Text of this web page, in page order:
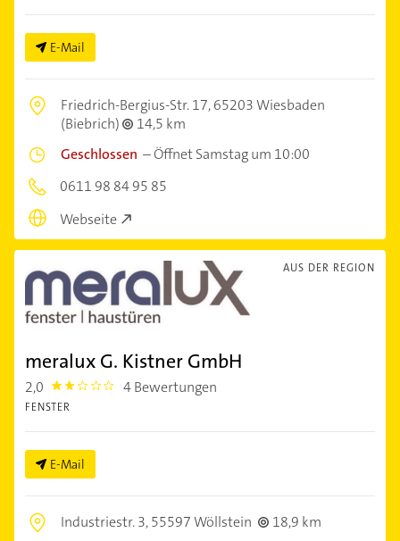
E-Mail
Friedrich-Bergius-Str. 17,65203 Wiesbaden
(Biebrich)
14,5 km
Geschlossen –Öffnet Samstag um 10:00
0611 98 84 95 85
Webseite
AUS DER REGION
meralux G. Kistner GmbH
2,0 2.0 4 Bewertungen
FENSTER
E-Mail
Industriestr. 3,55597 Wöllstein
18,9 km